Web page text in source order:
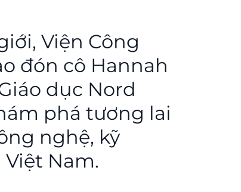
Viện Công
đón cô Hannah
dục Nord
phá tương lai
nghệ, kỹ
Nam.